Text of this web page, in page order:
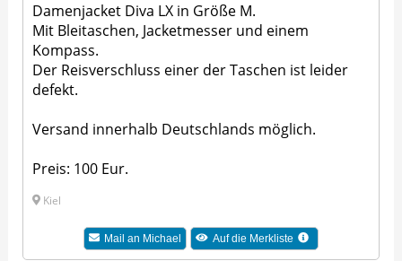
Damenjacket Diva LX in Größe M.
Mit Bleitaschen, Jacketmesser und einem
Kompass.
Der Reisverschluss einer der Taschen ist leider
defekt.
Versand innerhalb Deutschlands möglich.
Preis: 100 Eur.
Kiel
Mail an Michael Auf die Merkliste